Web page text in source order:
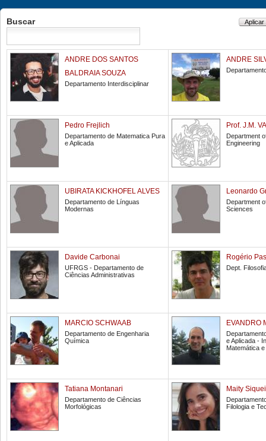
Buscar
ANDRE DOS SANTOS
BALDRAIA SOUZA
Departamento Interdisciplinar
ANDRE
Pedro Frejlich
Departamento de Matematica Pura
e Aplicada
Prof. J.M.
Department
Engineering
UBIRATA KICKHOFEL ALVES
Departamento de Línguas
Modernas
Leonardo
Department
Sciences
Davide Carbonai
UFRGS - Departamento de
Ciências Administrativas
Rogério
Dept.
MARCIO SCHWAAB
Departamento de Engenharia
Química
EVANDRO
e Aplicada -
Matemática
Tatiana Montanari
Departamento de Ciências
Morfológicas
Maity
Filologia e